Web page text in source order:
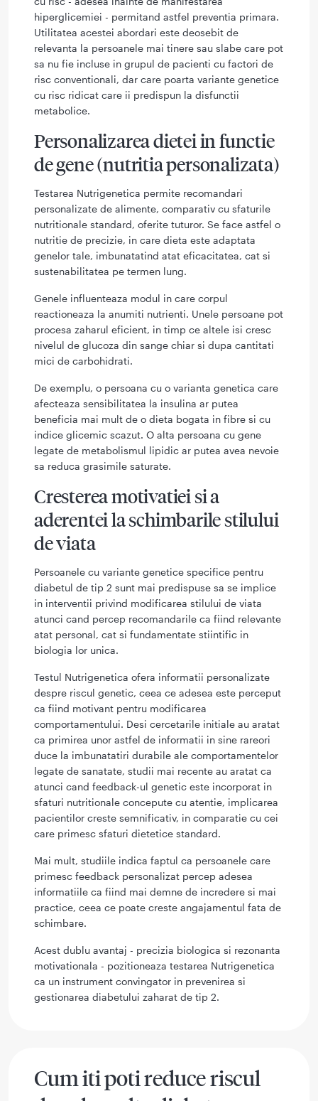
hiperglicemiei - permitand astfel preventia primara.
Utilitatea acestei abordari este deosebit de
relevanta la persoanele mai tinere sau slabe care pot
sa nu fie incluse in grupul de pacienti cu factori de
risc conventionali, dar care poarta variante genetice
cu risc ridicat care ii predispun la disfunctii
metabolice.
Personalizarea dietei in functie
de gene (nutritia personalizata)
Testarea Nutrigenetica permite recomandari
personalizate de alimente, comparativ cu sfaturile
nutritionale standard, oferite tuturor. Se face astfel o
nutritie de precizie, in care dieta este adaptata
genelor tale, imbunatatind atat eficacitatea, cat si
sustenabilitatea pe termen lung.
Genele influenteaza modul in care corpul
reactioneaza la anumiti nutrienti. Unele persoane pot
procesa zaharul eficient, in timp ce altele isi cresc
nivelul de glucoza din sange chiar si dupa cantitati
mici de carbohidrati.
De exemplu, o persoana cu o varianta genetica care
afecteaza sensibilitatea la insulina ar putea
beneficia mai mult de o dieta bogata in fibre si cu
indice glicemic scazut. O alta persoana cu gene
legate de metabolismul lipidic ar putea avea nevoie
sa reduca grasimile saturate.
Cresterea motivatiei si a
aderentei la schimbarile stilului
de viata
Persoanele cu variante genetice specifice pentru
diabetul de tip 2 sunt mai predispuse sa se implice
in interventii privind modificarea stilului de viata
atunci cand percep recomandarile ca fiind relevante
atat personal, cat si fundamentate stiintific in
biologia lor unica.
Testul Nutrigenetica ofera informatii personalizate
despre riscul genetic, ceea ce adesea este perceput
ca fiind motivant pentru modificarea
comportamentului. Desi cercetarile initiale au aratat
ca primirea unor astfel de informatii in sine rareori
duce la imbunatatiri durabile ale comportamentelor
legate de sanatate, studii mai recente au aratat ca
atunci cand feedback-ul genetic este incorporat in
sfaturi nutritionale concepute cu atentie, implicarea
pacientilor creste semnificativ, in comparatie cu cei
care primesc sfaturi dietetice standard.
Mai mult, studiile indica faptul ca persoanele care
primesc feedback personalizat percep adesea
informatiile ca fiind mai demne de incredere si mai
practice, ceea ce poate creste angajamentul fata de
schimbare.
Acest dublu avantaj - precizia biologica si rezonanta
motivationala - pozitioneaza testarea Nutrigenetica
ca un instrument convingator in prevenirea si
gestionarea diabetului zaharat de tip 2.
Cum iti poti reduce riscul